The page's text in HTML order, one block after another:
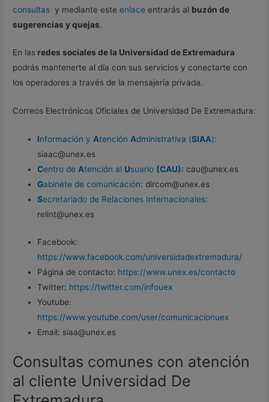
consultas y mediante este enlace entrarás al buzón de
sugerencias y quejas.
En las redes sociales de la Universidad de Extremadura
podrás mantenerte al día con sus servicios y conectarte con
los operadores a través de la mensajería privada.
Correos Electrónicos Oficiales de Universidad De Extremadura:
Información yAtenciónAdministrativa (SIAA):
siaac@unex.es
Centro deAtención al Usuario (CAU): cau@unex.es
Gabinete de comunicación: dircom@unex.es
Secretariado de Relaciones Internacionales:
relint@unex.es
Facebook:
https://www.facebook.com/universidadextremadura/
Página de contacto: https://www.unex.es/contacto
Twitter: https://twitter.com/infouex
Youtube:
https://www.youtube.com/user/comunicacionuex
Email: siaa@unex.es
Consultas comunes con atención
al cliente Universidad De